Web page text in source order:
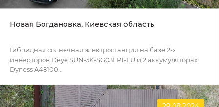
Новая Богдановка, Киевская область
Гибридная солнечная электростанция на базе 2-х
инверторов Deye SUN-5K-SG03LP1-EU и 2 аккумуляторах
Dyness A48100...